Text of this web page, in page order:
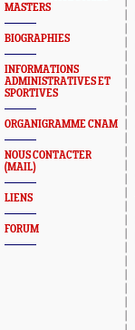
MASTERS
BIOGRAPHIES
INFORMATIONS
ADMINISTRATIVES ET
SPORTIVES
ORGANIGRAMME CNAM
NOUS CONTACTER
(MAIL)
LIENS
FORUM